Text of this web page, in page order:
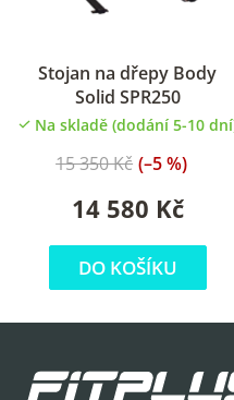
Stojan na dřepy Body
Solid SPR250
Na skladě (dodání 5-10
14 580 Kč
15 350 Kč (–5 %)
DO KOŠÍKU